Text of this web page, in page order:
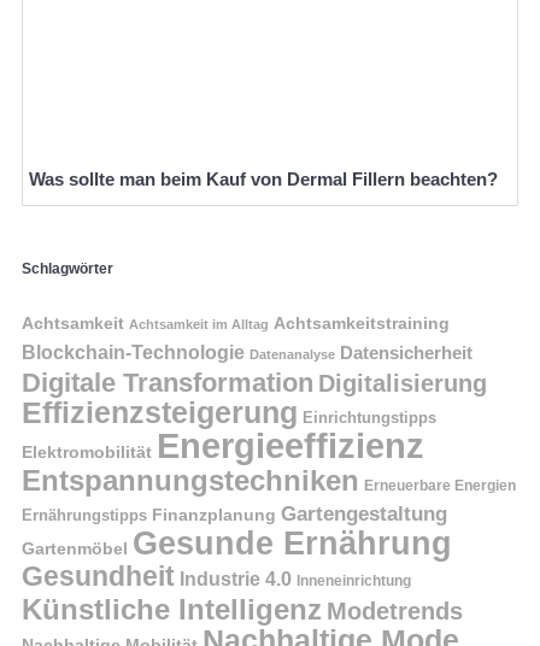
Was sollte man beim Kauf von Dermal Fillern beachten?
Schlagwörter
Achtsamkeit Achtsamkeit im Alltag Achtsamkeitstraining
Blockchain-Technologie Datenanalyse Datensicherheit
Digitale Transformation Digitalisierung
Effizienzsteigerung Einrichtungstipps
Elektromobilität Energieeffizienz
Entspannungstechniken Erneuerbare Energien
Ernährungstipps Finanzplanung Gartengestaltung
Gartenmöbel Gesunde Ernährung
Gesundheit Industrie 4.0 Inneneinrichtung
Künstliche Intelligenz Modetrends